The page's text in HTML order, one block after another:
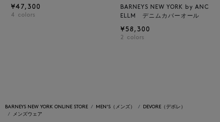
¥47,300
4 colors
BARNEYS NEW YORK by ANC
ELLM デニムカバーオール
¥58,300
2 colors
BARNEYS NEW YORK ONLINE STORE MEN'S（メンズ）
DEVORE（デボレ）
メンズウェア